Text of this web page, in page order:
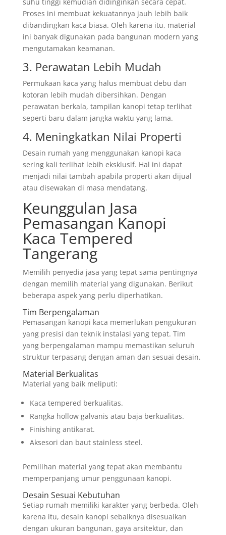
suhu tinggi kemudian didinginkan secara cepat.
Proses ini membuat kekuatannya jauh lebih baik
dibandingkan kaca biasa. Oleh karena itu, material
ini banyak digunakan pada bangunan modern yang
mengutamakan keamanan.
3. Perawatan Lebih Mudah
Permukaan kaca yang halus membuat debu dan
kotoran lebih mudah dibersihkan. Dengan
perawatan berkala, tampilan kanopi tetap terlihat
seperti baru dalam jangka waktu yang lama.
4. Meningkatkan Nilai Properti
Desain rumah yang menggunakan kanopi kaca
sering kali terlihat lebih eksklusif. Hal ini dapat
menjadi nilai tambah apabila properti akan dijual
atau disewakan di masa mendatang.
Keunggulan Jasa
Pemasangan Kanopi
Kaca Tempered
Tangerang
Memilih penyedia jasa yang tepat sama pentingnya
dengan memilih material yang digunakan. Berikut
beberapa aspek yang perlu diperhatikan.
Tim Berpengalaman
Pemasangan kanopi kaca memerlukan pengukuran
yang presisi dan teknik instalasi yang tepat. Tim
yang berpengalaman mampu memastikan seluruh
struktur terpasang dengan aman dan sesuai desain.
Material Berkualitas
Material yang baik meliputi:
Kaca tempered berkualitas.
Rangka hollow galvanis atau baja berkualitas.
Finishing antikarat.
Aksesori dan baut stainless steel.
Pemilihan material yang tepat akan membantu
memperpanjang umur penggunaan kanopi.
Desain Sesuai Kebutuhan
Setiap rumah memiliki karakter yang berbeda. Oleh
karena itu, desain kanopi sebaiknya disesuaikan
dengan ukuran bangunan, gaya arsitektur, dan